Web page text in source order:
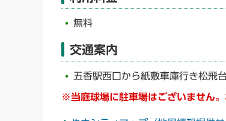
無料
交通案内
五香駅西口から紙敷車庫行き松飛
※当庭球場に駐車場はございません